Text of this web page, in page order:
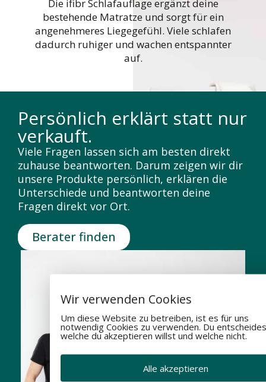
Die ifibr Schlafauflage ergänzt deine
bestehende Matratze und sorgt für ein
angenehmeres Liegegefühl. Viele schlafen
dadurch ruhiger und wachen entspannter
auf.
Persönlich erklärt statt nur
verkauft.
Viele Fragen lassen sich am besten direkt
zuhause beantworten. Darum zeigen wir dir
unsere Produkte persönlich, erklären die
Unterschiede und beantworten deine
Fragen direkt vor Ort.
Berater finden
Wir verwenden Cookies
Um diese Website zu betreiben, ist es für uns
notwendig Cookies zu verwenden. Du
welche du akzeptieren willst und welche nicht.
Alle akzeptieren